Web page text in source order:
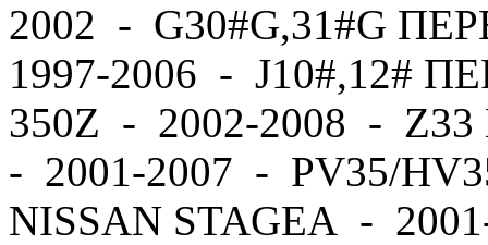
2002 - G30#G,31#G
1997-2006 - J10#,12#
350Z - 2002-2008 -
- 2001-2007 - PV35/
NISSAN STAGEA -